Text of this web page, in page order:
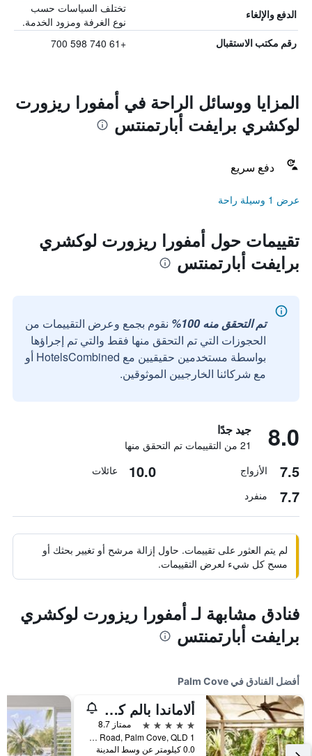
الدفع والإلغاء
تختلف السياسات حسب
نوع الغرفة ومزود الخدمة.
رقم مكتب الاستقبال +61 740 598 700
المزايا ووسائل الراحة في أمفورا ريزورت
لوكشري برايفت أبارتمنتس
دفع سريع
عرض 1 وسيلة راحة
تقييمات حول أمفورا ريزورت لوكشري
برايفت أبارتمنتس
تم التحقق منه 100%
نقوم بجمع وعرض التقييمات من
الحجوزات التي تم التحقق منها فقط والتي تم إجراؤها
بواسطة مستخدمين حقيقيين مع HotelsCombined أو
مع شركائنا الخارجيين الموثوقين.
8.0 جيد جدًا
21 من التقييمات تم التحقق منها
7.5 الأزواج 10.0 عائلات
7.7 منفرد
لم يتم العثور على تقييمات. حاول إزالة مرشح أو تغيير بحثك أو
مسح كل شيء لعرض التقييمات.
فنادق مشابهة لـ أمفورا ريزورت لوكشري
برايفت أبارتمنتس
أفضل الفنادق في Palm Cove
ألاماندا بالم كوف باي لانسيمور
5 نجوم
ممتاز 8.7
1 Veivers Road, Palm Cove, QLD, أستراليا
0.0 كيلومتر عن وسط المدينة